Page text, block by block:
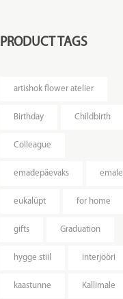
PRODUCT TAGS
artishok flower atelier
Birthday Childbirth
Colleague
emadepäevaks emale
eukalüpt for home
gifts Graduation
hygge stiil interjööri
kaastunne Kallimale